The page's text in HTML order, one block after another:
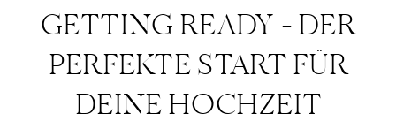
GETTING READY – DER
PERFEKTE START FÜR
DEINE HOCHZEIT